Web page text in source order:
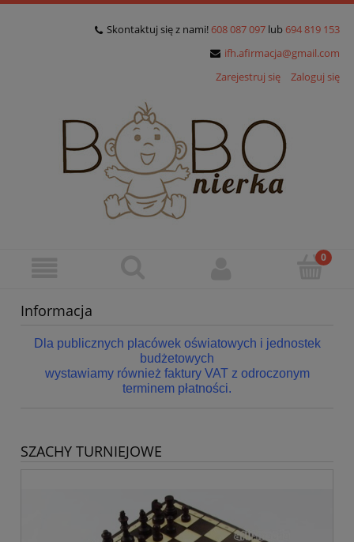
Skontaktuj się z nami! 608 087 097 lub 694 819 153
ifh.afirmacja@gmail.com
Zarejestruj się
Zaloguj się
Informacja
Dla publicznych placówek oświatowych i jednostek
budżetowych
wystawiamy również faktury VAT z odroczonym
terminem płatności.
SZACHY TURNIEJOWE